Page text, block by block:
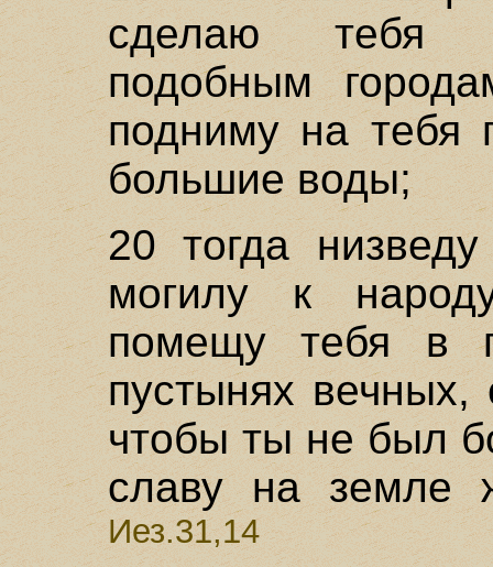
сделаю тебя
подобным
подниму на тебя
большие воды;
20 тогда
могилу к
помещу тебя в
пустынях
чтобы ты не был
славу на земле
Иез.31,14